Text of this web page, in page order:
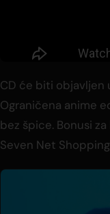
CD će biti objavljen
Ograničena anime
bez špice. Bonusi
Seven Net